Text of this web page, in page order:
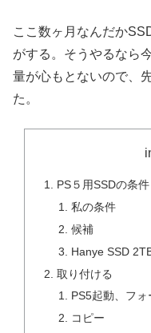
ここ数ヶ月なんだか
がする。そうやるなら
量が心もとないので、
た。
PS５用SSDの条件
私の条件
候補
Hanye SSD
取り付ける
PS5起動、フォ
コピー